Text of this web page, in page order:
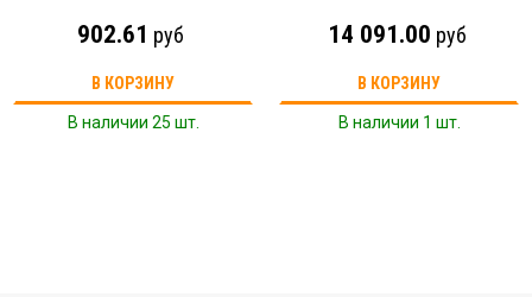
902.61 руб
В КОРЗИНУ
В наличии 25 шт.
14 091.00 руб
В КОРЗИНУ
В наличии 1 шт.